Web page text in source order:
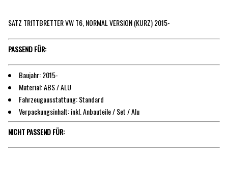
SATZ TRITTBRETTER VW T6, NORMAL VERSION (KURZ) 2015-
PASSEND FÜR:
Baujahr: 2015-
Material: ABS / ALU
Fahrzeugausstattung: Standard
Verpackungsinhalt: inkl. Anbauteile / Set / Alu
NICHT PASSEND FÜR: